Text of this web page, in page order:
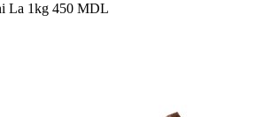
La 1kg 450 MDL